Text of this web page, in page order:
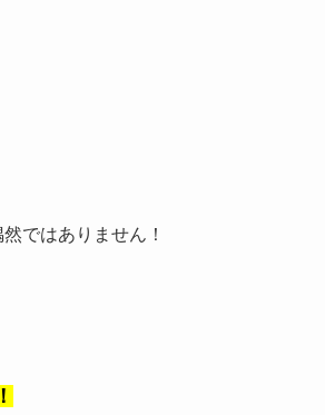
ではありません！